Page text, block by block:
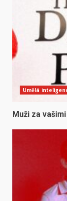
Umělá
Muži za